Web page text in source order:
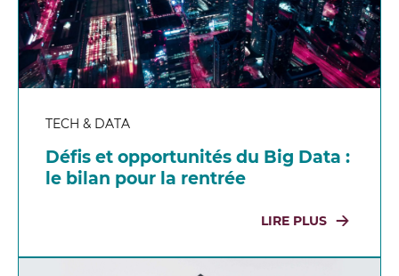
TECH & DATA
Défis et opportunités du Big Data :
le bilan pour la rentrée
LIRE PLUS